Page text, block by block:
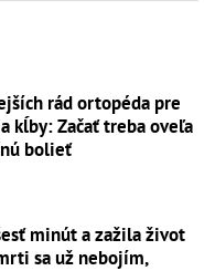
rád ortopéda pre
kĺby: Začať treba oveľa
bolieť
minút a zažila život
sa už nebojím,